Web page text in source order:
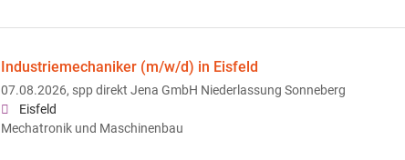
Industriemechaniker (m/w/d) in Eisfeld
07.08.2026, spp direkt Jena GmbH Niederlassung Sonneberg
Eisfeld
Mechatronik und Maschinenbau